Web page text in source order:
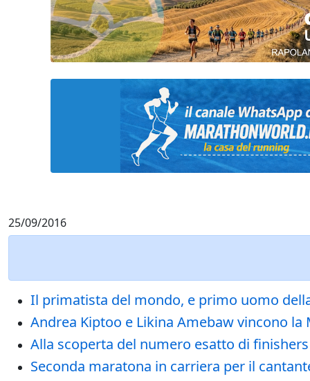
25/09/2016
Il primatista del mondo, e primo uomo
Andrea Kiptoo e Likina Amebaw vincono
Alla scoperta del numero esatto di
Seconda maratona in carriera per il